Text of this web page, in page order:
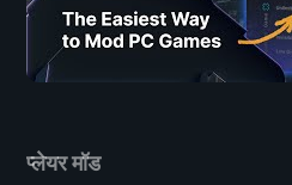
प्लेयर मॉड